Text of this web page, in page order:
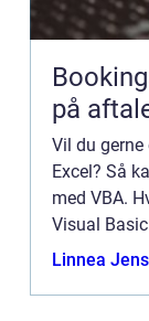
på
Vil du
Excel? Så
med VBA.
Visual
Linnea